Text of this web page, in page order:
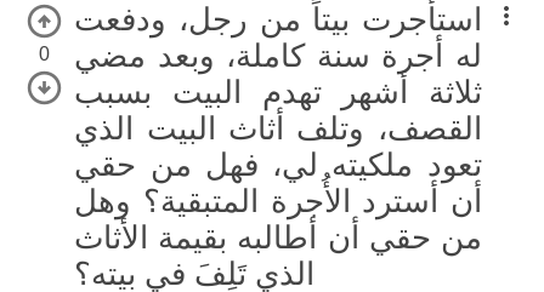
0
استأجرت بيتاً من رجل، ودفعت
له أجرة سنة كاملة، وبعد مضي
ثلاثة أشهر تهدم البيت بسبب
القصف، وتلف أثاث البيت الذي
تعود ملكيته لي، فهل من حقي
أن أسترد الأُجرة المتبقية؟ وهل
من حقي أن أطالبه بقيمة الأثاث
الذي تَلِفَ في بيته؟